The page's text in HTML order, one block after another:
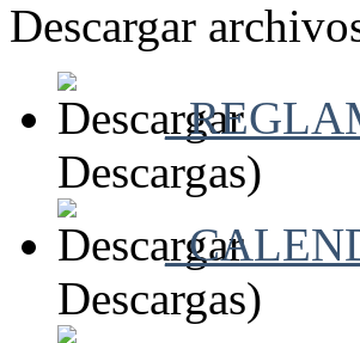
Descargar
Descargas)
Descargas)